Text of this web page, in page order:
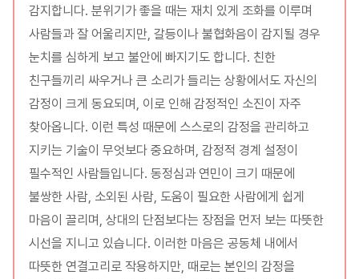
감지합니다. 분위기가 좋을 때는 재치 있게 조화를 이루며
사람들과 잘 어울리지만, 갈등이나 불협화음이 감지될 경우
눈치를 심하게 보고 불안에 빠지기도 합니다. 친한
친구들끼리 싸우거나 큰 소리가 들리는 상황에서도 자신의
감정이 크게 동요되며, 이로 인해 감정적인 소진이 자주
찾아옵니다. 이런 특성 때문에 스스로의 감정을 관리하고
지키는 기술이 무엇보다 중요하며, 감정적 경계 설정이
필수적인 사람들입니다. 동정심과 연민이 크기 때문에
불쌍한 사람, 소외된 사람, 도움이 필요한 사람에게 쉽게
마음이 끌리며, 상대의 단점보다는 장점을 먼저 보는 따뜻한
시선을 지니고 있습니다. 이러한 마음은 공동체 내에서
따뜻한 연결고리로 작용하지만, 때로는 본인의 감정을